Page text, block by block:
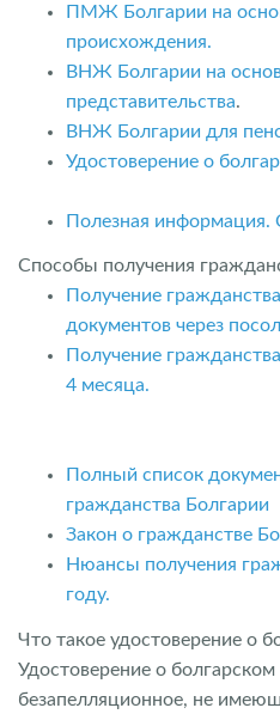
ПМЖ Болгарии на
происхождения.
ВНЖ Болгарии на
представительства.
ВНЖ Болгарии для
Удостоверение о
Полезная информация.
Способы получения
Получение
документов через
Получение
4 месяца.
Полный список
гражданства Болгарии
Закон о гражданстве
Нюансы получения
году.
Что такое удостоверение о
Удостоверение о
безапелляционное, не